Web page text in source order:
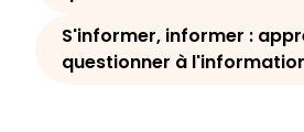
S'informer, informer :
questionner à